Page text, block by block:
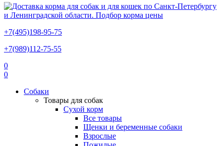
+7(495)198-95-75
+7(989)112-75-55
0
0
Собаки
Товары для собак
Сухой корм
Все товары
Щенки и беременные собаки
Взрослые